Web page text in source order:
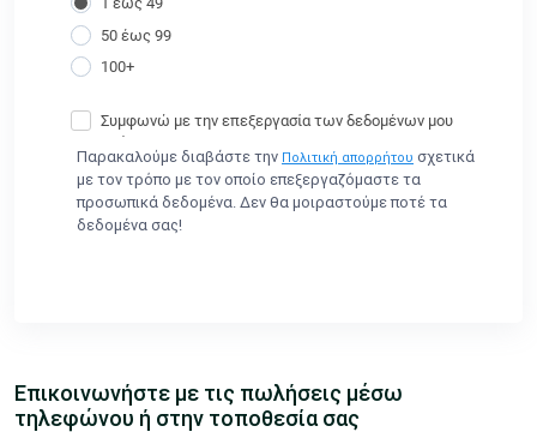
Παρακαλούμε διαβάστε την Πολιτική απορρήτου σχετικά
με τον τρόπο με τον οποίο επεξεργαζόμαστε τα
προσωπικά δεδομένα. Δεν θα μοιραστούμε ποτέ τα
δεδομένα σας!
Επικοινωνήστε με τις πωλήσεις μέσω
τηλεφώνου ή στην τοποθεσία σας